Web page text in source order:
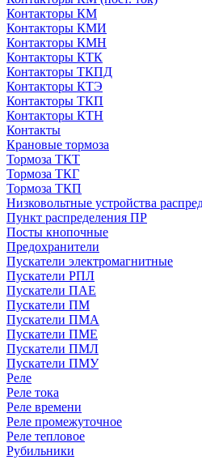
Контакторы КМ
Контакторы КМИ
Контакторы КМН
Контакторы КТК
Контакторы ТКПД
Контакторы КТЭ
Контакторы ТКП
Контакторы КТН
Контакты
Крановые тормоза
Тормоза ТКТ
Тормоза ТКГ
Тормоза ТКП
Низковольтные устройства
Пункт распределения ПР
Посты кнопочные
Предохранители
Пускатели электромагнитные
Пускатели РПЛ
Пускатели ПАЕ
Пускатели ПМ
Пускатели ПМА
Пускатели ПМЕ
Пускатели ПМЛ
Пускатели ПМУ
Реле
Реле тока
Реле времени
Реле промежуточное
Реле тепловое
Рубильники